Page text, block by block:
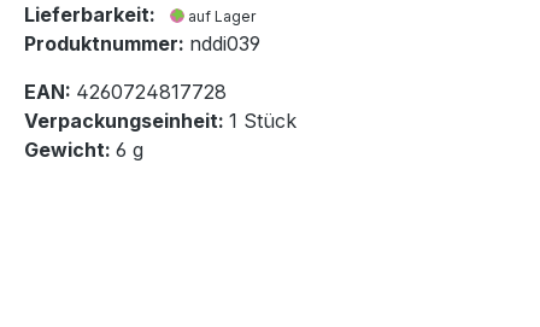
Lieferbarkeit: auf Lager
Produktnummer: nddi039
EAN: 4260724817728
Verpackungseinheit: 1 Stück
Gewicht: 6 g